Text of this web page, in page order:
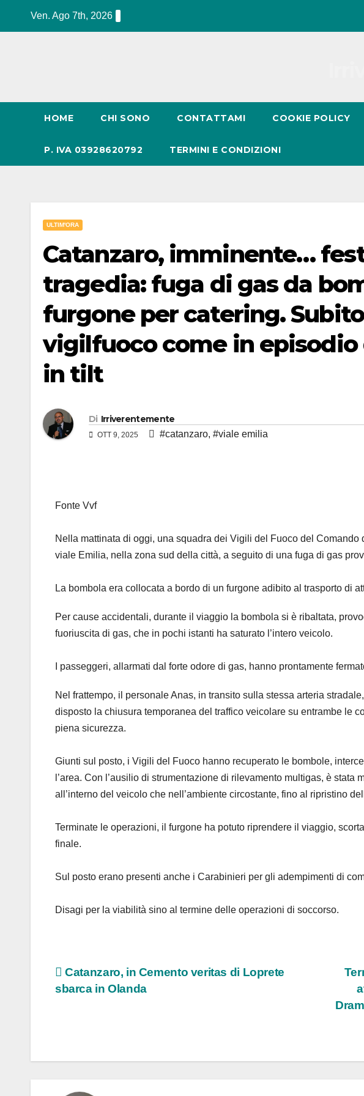
Ven. Ago 7th, 2026
HOME CHI SONO CONTATTAMI COOKIE POLICY
P. IVA 03928620792 TERMINI E CONDIZIONI
ULTIM'ORA
Catanzaro, imminente…
tragedia: fuga di gas da
furgone per catering.
vigilfuoco come in
in tilt
Di Irriverentemente
OTT 9, 2025 #catanzaro, #viale emilia
Fonte Vvf
Nella mattinata di oggi, una squadra dei Vigili del Fuoco del
viale Emilia, nella zona sud della città, a seguito di una fuga di gas
La bombola era collocata a bordo di un furgone adibito al trasporto di
Per cause accidentali, durante il viaggio la bombola si è ribaltata,
fuoriuscita di gas, che in pochi istanti ha saturato l’intero veicolo.
I passeggeri, allarmati dal forte odore di gas, hanno prontamente
Nel frattempo, il personale Anas, in transito sulla stessa arteria
disposto la chiusura temporanea del traffico veicolare su entrambe le
piena sicurezza.
Giunti sul posto, i Vigili del Fuoco hanno recuperato le bombole,
l’area. Con l’ausilio di strumentazione di rilevamento multigas, è stata
all’interno del veicolo che nell’ambiente circostante, fino al ripristino
Terminate le operazioni, il furgone ha potuto riprendere il viaggio,
finale.
Sul posto erano presenti anche i Carabinieri per gli adempimenti di
Disagi per la viabilità sino al termine delle operazioni di soccorso.
Navigazione
Catanzaro, in Cemento veritas di Loprete
sbarca in Olanda